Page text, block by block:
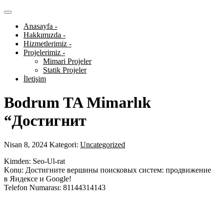
Anasayfa -
Hakkımızda -
Hizmetlerimiz -
Projelerimiz -
Mimari Projeler
Statik Projeler
İletişim
Bodrum TA Mimarlık
“Достигнит
Nisan 8, 2024 Kategori: Uncategorized
Kimden: Seo-Ul-rat
Konu: Достигните вершины поисковых систем: продвижение
в Яндексе и Google!
Telefon Numarası: 81144314143